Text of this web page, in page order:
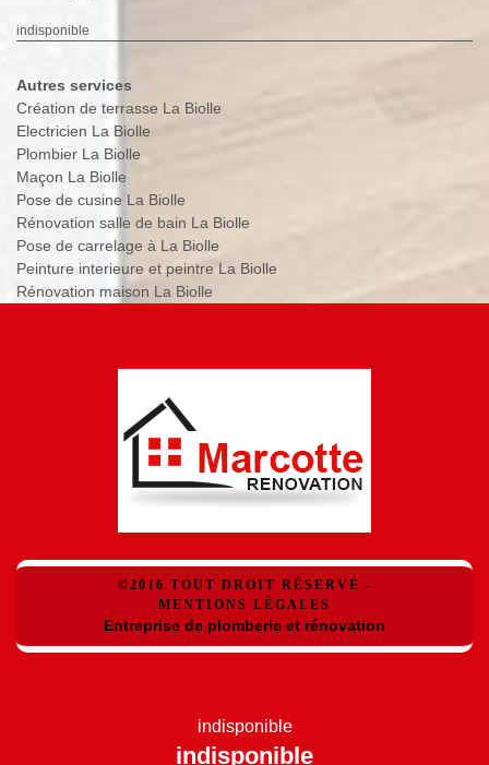
indisponible
Autres services
Création de terrasse La Biolle
Electricien La Biolle
Plombier La Biolle
Maçon La Biolle
Pose de cusine La Biolle
Rénovation salle de bain La Biolle
Pose de carrelage à La Biolle
Peinture interieure et peintre La Biolle
Rénovation maison La Biolle
©2016 TOUT DROIT RÉSERVÉ -
MENTIONS LÉGALES
Entreprise de plomberie et rénovation
indisponible
indisponible